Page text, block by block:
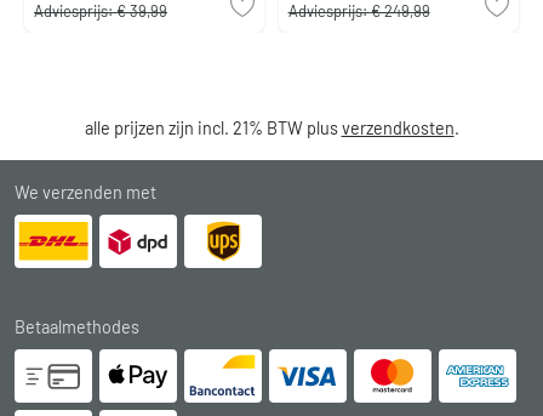
Adviesprijs:€ 39,99 Adviesprijs:€ 249,99
alle prijzen zijn incl. 21% BTW plusverzendkosten.
We verzenden met
Betaalmethodes